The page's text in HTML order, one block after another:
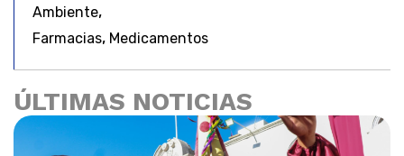
Ambiente,
Farmacias, Medicamentos
ÚLTIMAS NOTICIAS